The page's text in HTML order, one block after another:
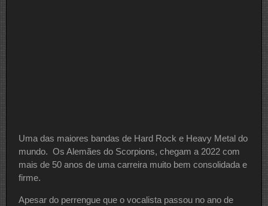
Uma das maiores bandas de Hard Rock e Heavy Metal do
mundo. Os Alemães do Scorpions, chegam a 2022 com
mais de 50 anos de uma carreira muito bem consolidada e
firme.
Apesar do perrengue que o vocalista passou no ano de